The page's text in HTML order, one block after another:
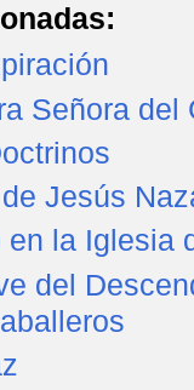
Señora del
Jesús
la Iglesia
del